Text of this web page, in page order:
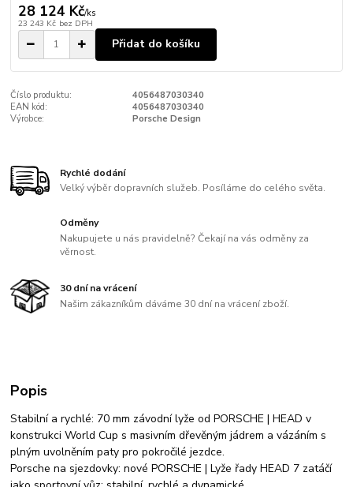
28 124 Kč/ks
23 243 Kč bez DPH
Přidat do košíku
Číslo produktu:
4056487030340
EAN kód:
4056487030340
Výrobce:
Porsche Design
Rychlé dodání
Velký výběr dopravních služeb. Posíláme do celého světa.
Odměny
Nakupujete u nás pravidelně? Čekají na vás odměny za
věrnost.
30 dní na vrácení
Našim zákazníkům dáváme 30 dní na vrácení zboží.
Popis
Stabilní a rychlé: 70 mm závodní lyže od PORSCHE | HEAD v
konstrukci World Cup s masivním dřevěným jádrem a vázáním s
plným uvolněním paty pro pokročilé jezdce.
Porsche na sjezdovky: nové PORSCHE | Lyže řady HEAD 7 zatáčí